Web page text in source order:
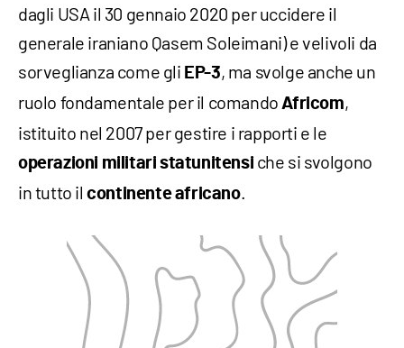
dagli USA il 30 gennaio 2020 per uccidere il
generale iraniano Qasem Soleimani) e velivoli da
sorveglianza come gli EP-3, ma svolge anche un
ruolo fondamentale per il comando Africom,
istituito nel 2007 per gestire i rapporti e le
operazioni militari statunitensi che si svolgono
in tutto ilcontinente africano.